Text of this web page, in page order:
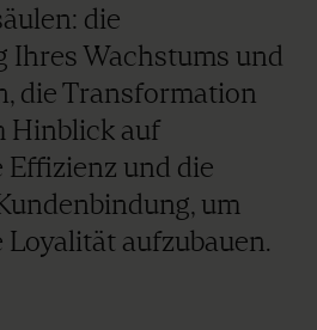
die
Ihres Wachstums und
die Transformation
Hinblick auf
und die
um
aufzubauen.